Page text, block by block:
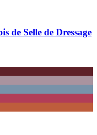
de Selle de Dressage